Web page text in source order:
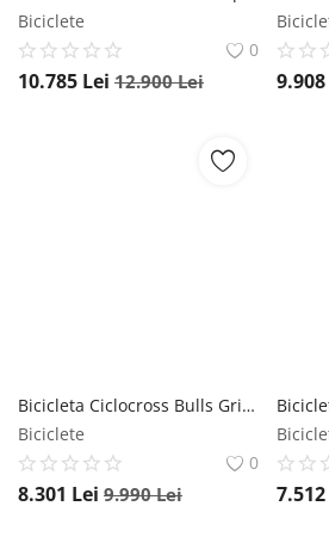
Biciclete
0
10.785 Lei 12.900Lei 9.908
Bicicleta Ciclocross Bulls Grinder 4 - 28 Inch, 510 mm, Mov Bulls
Biciclete
0
8.301 Lei 9.990Lei 7.512